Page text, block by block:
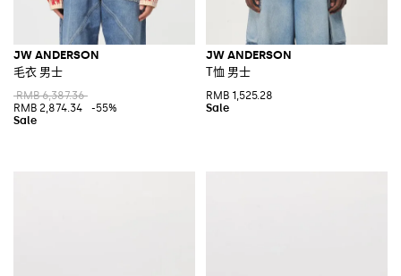
JW ANDERSON
毛衣 男士
RMB 6,387.36
RMB 2,874.34
-55%
JW ANDERSON
T恤 男士
RMB 1,525.28